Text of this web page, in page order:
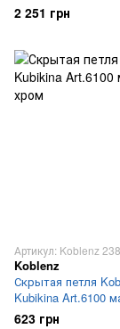
2 251 грн
Артикул: Koblenz
Koblenz
Скрытая петля
Kubikina Art.6100
хром
623 грн